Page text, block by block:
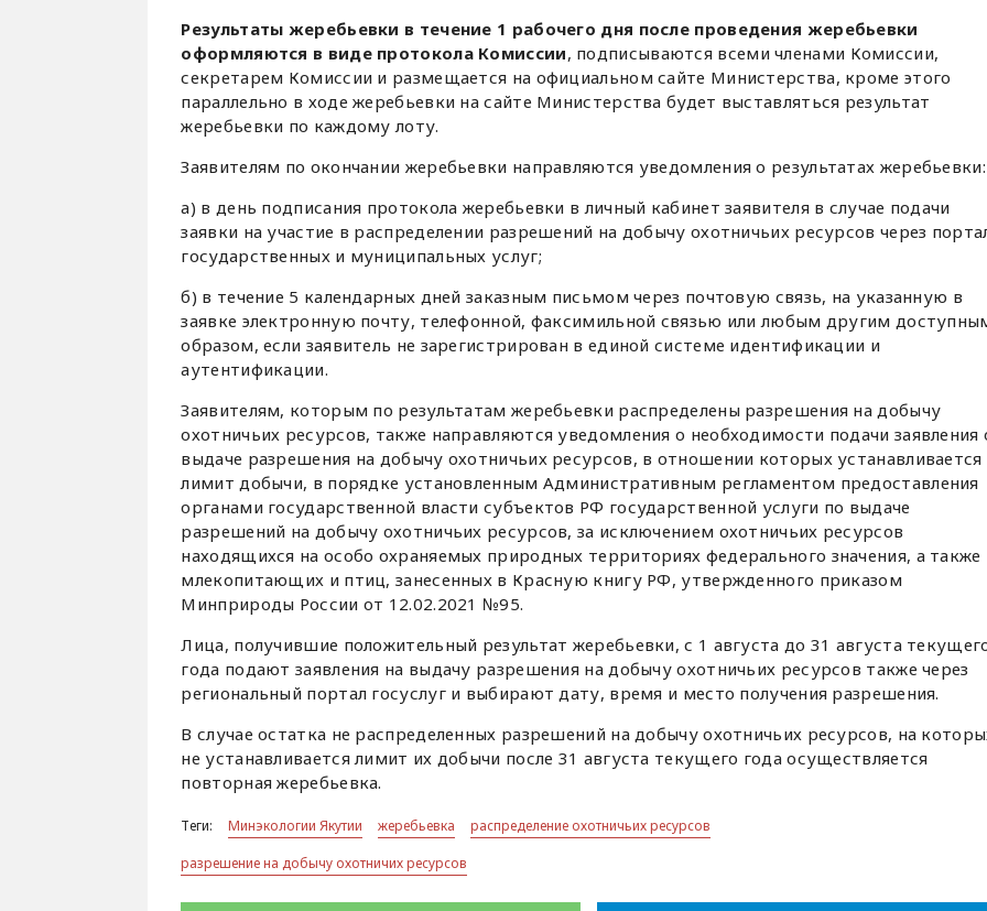
Результаты жеребьевки в течение 1 рабочего дня после проведения жеребьевки
оформляются в виде протокола Комиссии, подписываются всеми членами Комиссии,
секретарем Комиссии и размещается на официальном сайте Министерства, кроме этого
параллельно в ходе жеребьевки на сайте Министерства будет выставляться результат
жеребьевки по каждому лоту.
Заявителям по окончании жеребьевки направляются уведомления о результатах жеребьевки:
а) в день подписания протокола жеребьевки в личный кабинет заявителя в случае подачи
заявки на участие в распределении разрешений на добычу охотничьих ресурсов через
государственных и муниципальных услуг;
б) в течение 5 календарных дней заказным письмом через почтовую связь, на указанную в
заявке электронную почту, телефонной, факсимильной связью или любым другим
образом, если заявитель не зарегистрирован в единой системе идентификации и
аутентификации.
Заявителям, которым по результатам жеребьевки распределены разрешения на добычу
охотничьих ресурсов, также направляются уведомления о необходимости подачи заявления
выдаче разрешения на добычу охотничьих ресурсов, в отношении которых устанавливается
лимит добычи, в порядке установленным Административным регламентом предоставления
органами государственной власти субъектов РФ государственной услуги по выдаче
разрешений на добычу охотничьих ресурсов, за исключением охотничьих ресурсов
находящихся на особо охраняемых природных территориях федерального значения, а также
млекопитающих и птиц, занесенных в Красную книгу РФ, утвержденного приказом
Минприроды России от 12.02.2021 №95.
Лица, получившие положительный результат жеребьевки, с 1 августа до 31 августа
года подают заявления на выдачу разрешения на добычу охотничьих ресурсов также через
региональный портал госуслуг и выбирают дату, время и место получения разрешения.
В случае остатка не распределенных разрешений на добычу охотничьих ресурсов, на
не устанавливается лимит их добычи после 31 августа текущего года осуществляется
повторная жеребьевка.
Теги: Минэкологии Якутии жеребьевка
распределение охотничьих ресурсов
разрешение на добычу охотничих ресурсов